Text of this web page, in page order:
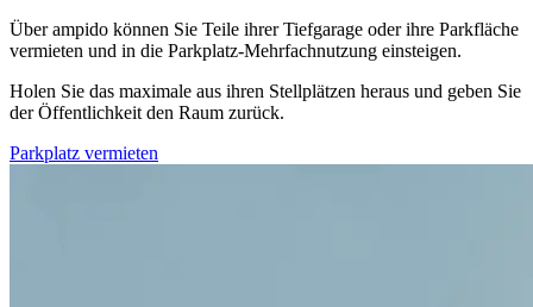
Über ampido können Sie Teile ihrer Tiefgarage oder ihre Parkfläche
vermieten und in die Parkplatz-Mehrfachnutzung einsteigen.
Holen Sie das maximale aus ihren Stellplätzen heraus und geben Sie
der Öffentlichkeit den Raum zurück.
Parkplatz vermieten